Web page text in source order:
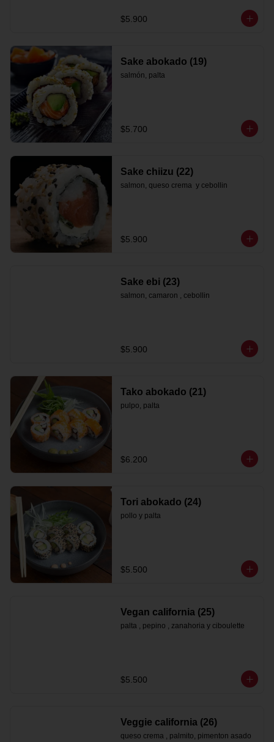
$5.900
Sake abokado (19)
salmón, palta
$5.700
Sake chiizu (22)
salmon, queso crema  y cebollin
$5.900
Sake ebi (23)
salmon, camaron , cebollin
$5.900
Tako abokado (21)
pulpo, palta
$6.200
Tori abokado (24)
pollo y palta
$5.500
Vegan california (25)
palta , pepino , zanahoria y ciboulette
$5.500
Veggie california (26)
queso crema , palmito, pimenton asado